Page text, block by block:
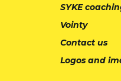
SYKE
Vointy
Contact us
Logos and